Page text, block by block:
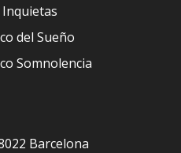
del Sueño
Somnolencia
Barcelona